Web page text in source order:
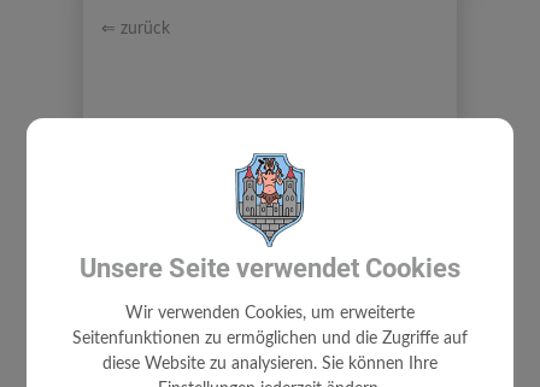
⇐ zurück
SPRECHZEITEN
UNWETTER - ZIVILSCHUTZ
Unsere Seite verwendet Cookies
Wir verwenden Cookies, um erweiterte
Seitenfunktionen zu ermöglichen und die Zugriffe auf
diese Website zu analysieren. Sie können Ihre